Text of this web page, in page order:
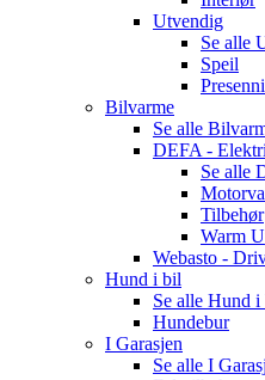
Utvendig
Se alle
Speil
Bilvarme
Se alle
DEFA -
Se alle
Tilbehør
Warm
Webasto -
Hund i bil
Se alle Hund i
Hundebur
I Garasjen
Se alle I